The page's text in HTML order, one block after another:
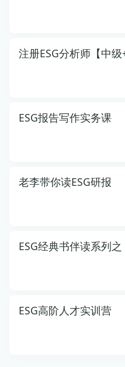
注册ESG分析师【中级
ESG报告写作实务课
老李带你读ESG研报
ESG经典书伴读系列
ESG高阶人才实训营